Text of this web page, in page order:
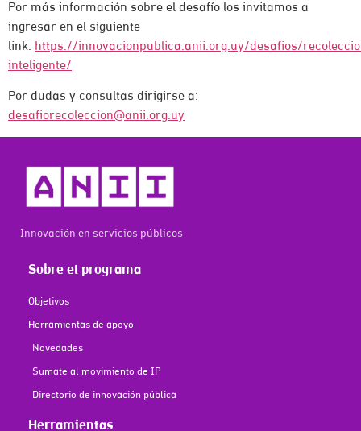
Por más información sobre el desafío los invitamos a
ingresar en el siguiente
link: https://innovacionpublica.anii.org.uy/desafios/
inteligente/
Por dudas y consultas dirigirse a:
desafiorecoleccion@anii.org.uy
Innovación en servicios públicos
Sobre el programa
Objetivos
Herramientas de apoyo
Novedades
Sumate al movimiento de IP
Directorio de innovación pública
Herramientas